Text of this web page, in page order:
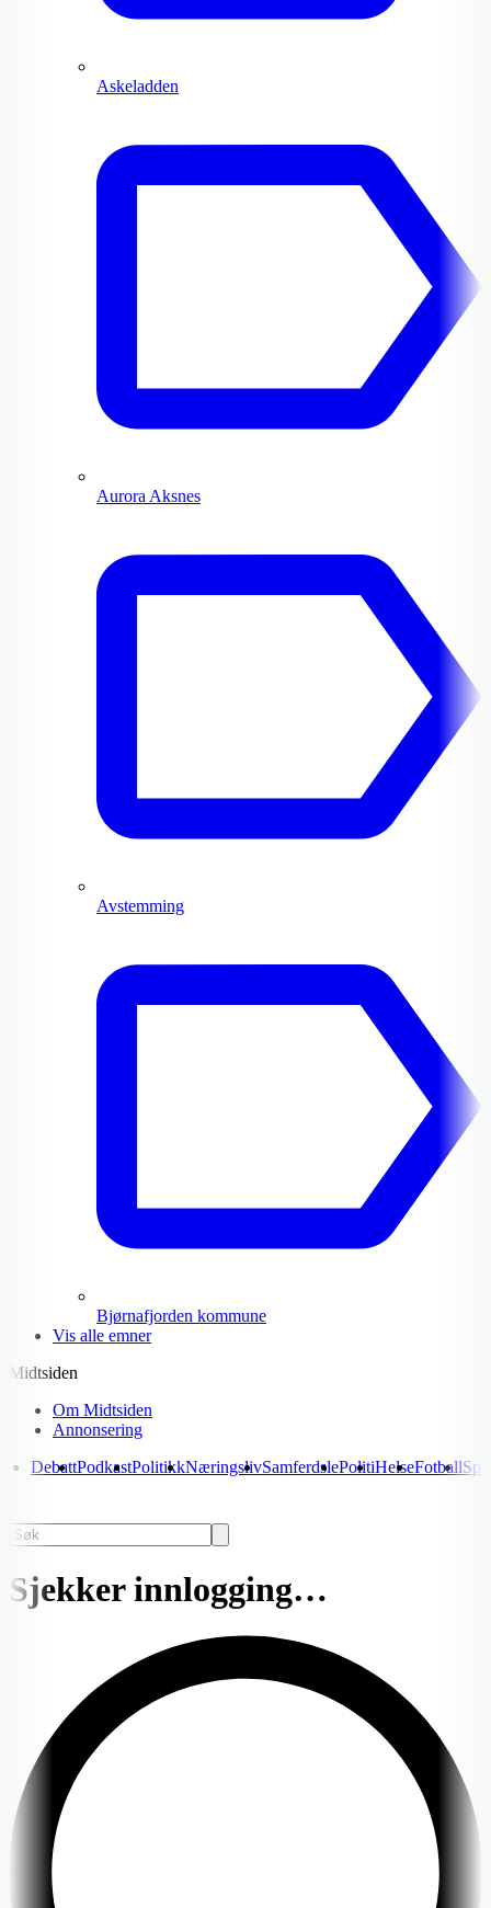
Askeladden
Aurora Aksnes
Avstemming
Bjørnafjorden kommune
Vis alle emner
Midtsiden
Om Midtsiden
Annonsering
DebattPodkastPolitikkNæringslivSamferdslePolitiHelseFotball
Sjekker innlogging…